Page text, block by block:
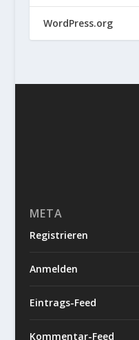
WordPress.org
META
Registrieren
Anmelden
Eintrags-Feed
Kommentar-Feed